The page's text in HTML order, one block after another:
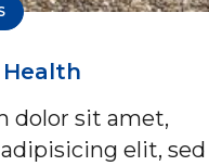
dolor sit amet,
elit, sed